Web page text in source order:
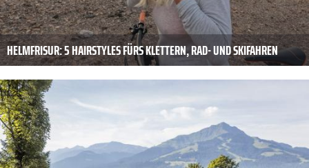
HELMFRISUR: 5 HAIRSTYLES FÜRS KLETTERN, RAD- UND SKIFAHREN